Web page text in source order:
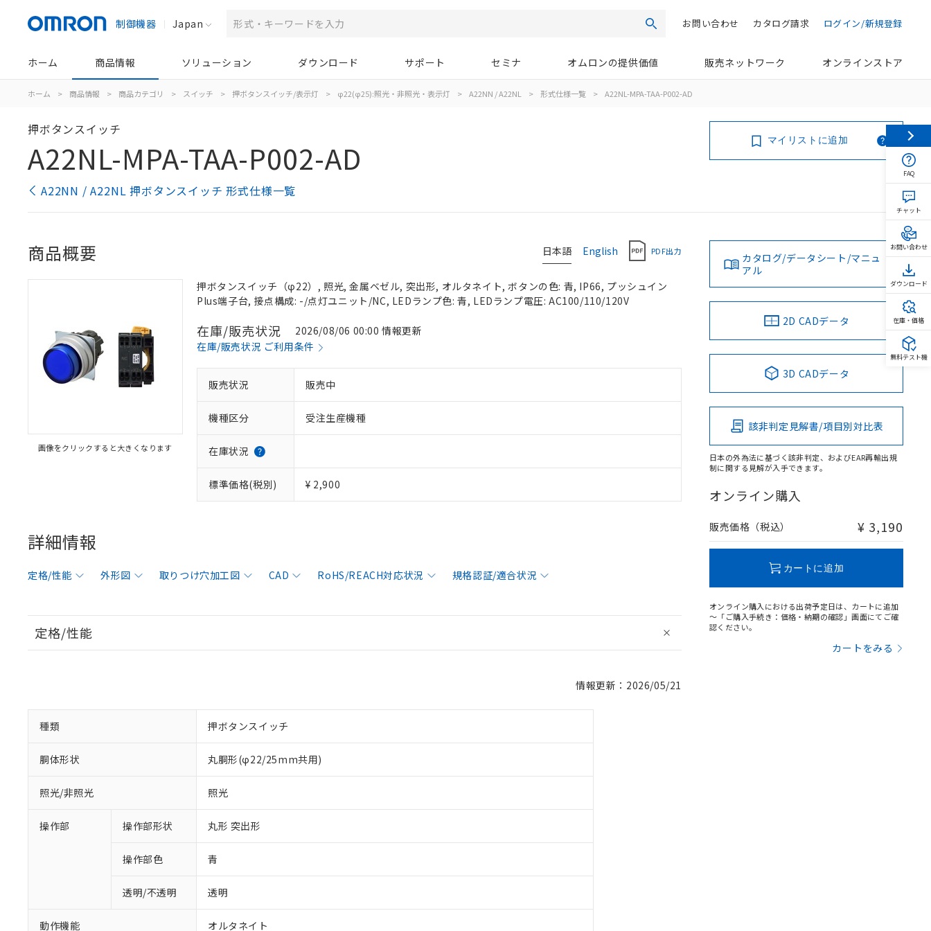
制御機器 Japan 検索 ログイン/新規登録
カタログ請求
お問い合わせ
ホーム 商品情報 ソリューション ダウンロード サポート セミナ オムロンの提供価値 販売ネットワーク オンラインストア
ホーム > 商品情報 > 商品カテゴリ > スイッチ > 押ボタンスイッチ/表示灯 > φ22(φ25):照光・非照光・表示灯 > A22NN / A22NL > 形式仕様一覧 > A22NL-MPA-TAA-P002-AD
押ボタンスイッチ
A22NL-MPA-TAA-P002-AD
A22NN / A22NL 押ボタンスイッチ 形式仕様一覧
マイリストに追加
日本語 English PDF出力
商品概要
画像をクリックすると大きくなります
押ボタンスイッチ（φ22）, 照光, 金属ベゼル, 突出形, オルタネイト, ボタンの色: 青, IP66, プッシュイン
Plus端子台, 接点構成: -/点灯ユニット/NC, LEDランプ色: 青, LEDランプ電圧: AC100/110/120V
在庫/販売状況
2026/08/06 00:00 情報更新
在庫/販売状況 ご利用条件
販売状況 販売中
機種区分 受注生産機種
在庫状況
標準価格(税別) ¥ 2,900
詳細情報
定格/性能 外形図 取りつけ穴加工図 CAD RoHS/REACH対応状況 規格認証/適合状況
定格/性能
情報更新：2026/05/21
種類 押ボタンスイッチ
胴体形状 丸胴形(φ22/25mm共用)
照光/非照光 照光
操作部 操作部形状 丸形 突出形
操作部色 青
透明/不透明 透明
動作機能 オルタネイト
カタログ/データシート/マニュ
アル
2D CADデータ
3D CADデータ
該非判定見解書/項目別対比表
日本の外為法に基づく該非判定、およびEAR再輸出規
制に関する見解が入手できます。
オンライン購入
販売価格（税込） ¥ 3,190
カートに追加
オンライン購入における出荷予定日は、カートに追加
～「ご購入手続き：価格・納期の確認」画面にてご確
認ください。
カートをみる
FAQ
チャット
お問い合わせ
ダウンロード
在庫・価格
無料テスト機